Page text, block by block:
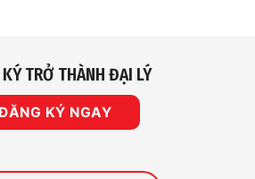
TRỞ THÀNH ĐẠI LÝ
KÝ NGAY